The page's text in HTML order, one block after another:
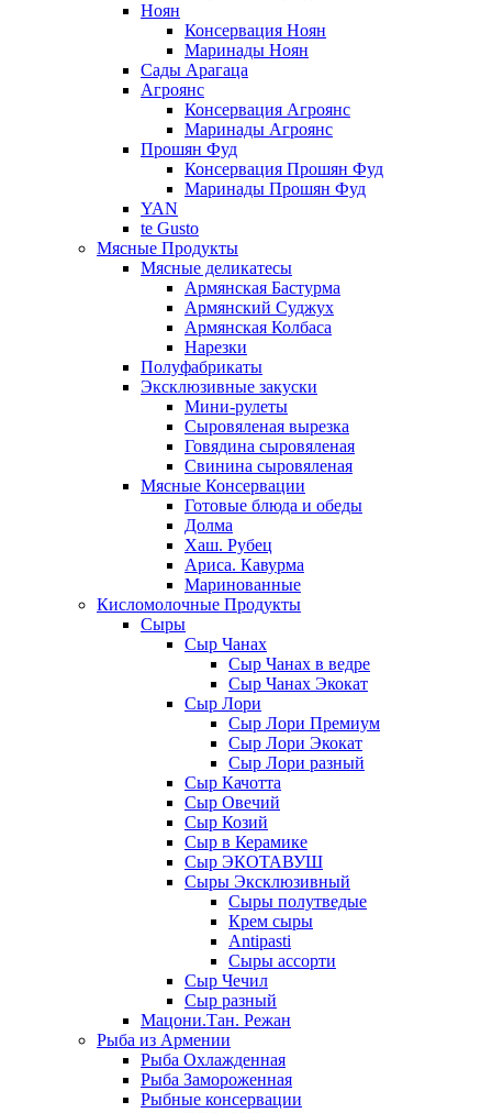
Ноян
Консервация Ноян
Маринады Ноян
Сады Арагаца
Агроянс
Консервация Агроянс
Маринады Агроянс
Прошян Фуд
Консервация Прошян Фуд
Маринады Прошян Фуд
YAN
te Gusto
Мясные Продукты
Мясные деликатесы
Армянская Бастурма
Армянский Суджух
Армянская Колбаса
Нарезки
Полуфабрикаты
Эксклюзивные закуски
Мини-рулеты
Сыровяленая вырезка
Говядина сыровяленая
Свинина сыровяленая
Мясные Консервации
Готовые блюда и обеды
Долма
Хаш. Рубец
Ариса. Кавурма
Маринованные
Кисломолочные Продукты
Сыры
Сыр Чанах
Сыр Чанах в ведре
Сыр Чанах Экокат
Сыр Лори
Сыр Лори Премиум
Сыр Лори Экокат
Сыр Лори разный
Сыр Качотта
Сыр Овечий
Сыр Козий
Сыр в Керамике
Сыр ЭКОТАВУШ
Сыры Эксклюзивный
Сыры полутведые
Крем сыры
Antipasti
Сыры ассорти
Сыр Чечил
Сыр разный
Мацони.Тан. Режан
Рыба из Армении
Рыба Охлажденная
Рыба Замороженная
Рыбные консервации